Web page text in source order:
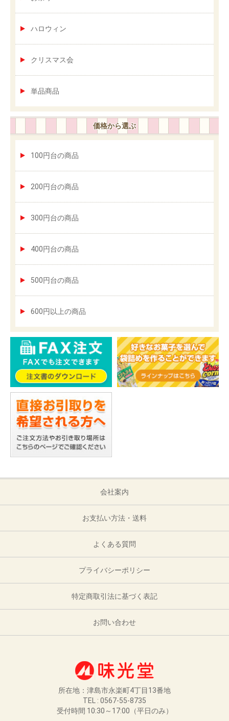
ハロウィン
クリスマス会
単品商品
価格から選ぶ
100円台の商品
200円台の商品
300円台の商品
400円台の商品
500円台の商品
600円以上の商品
会社案内
お支払い方法・送料
よくある質問
プライバシーポリシー
特定商取引法に基づく表記
お問い合わせ
所在地：津島市永楽町4丁目13番地
TEL : 0567-55-8735
受付時間 10:30～17:00（平日のみ）